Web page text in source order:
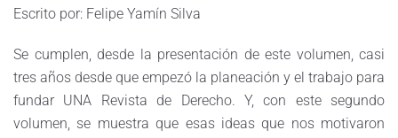
Escrito por: Felipe Yamín Silva
Se cumplen, desde la presentación de este volumen, casi
tres años desde que empezó la planeación y el trabajo para
fundar UNA Revista de Derecho. Y, con este segundo
volumen, se muestra que esas ideas que nos motivaron